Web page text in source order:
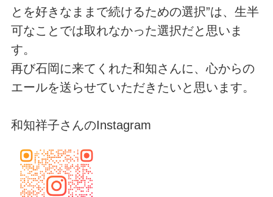
とを好きなままで続けるための選択”は、生半
可なことでは取れなかった選択だと思いま
す。
再び石岡に来てくれた和知さんに、心からの
エールを送らせていただきたいと思います。
和知祥子さんのInstagram